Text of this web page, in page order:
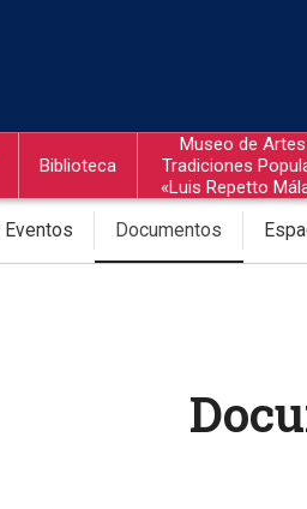
Biblioteca
Museo de
Tradiciones
«Luis Repetto
Eventos Documentos